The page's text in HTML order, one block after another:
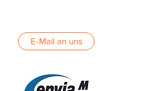
E-Mail an uns